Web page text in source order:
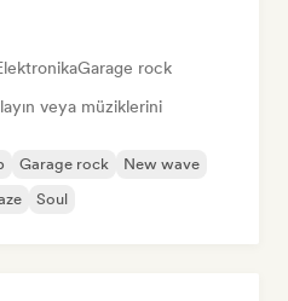
Garage rock
veya müziklerini
Garage rock
New wave
Soul